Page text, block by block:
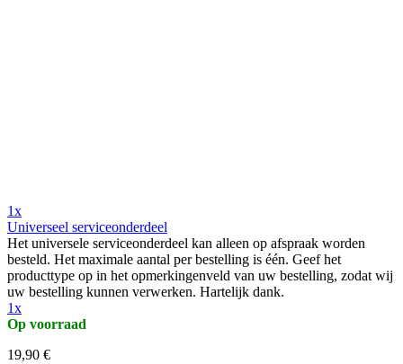
1x
Universeel serviceonderdeel
Het universele serviceonderdeel kan alleen op afspraak worden
besteld. Het maximale aantal per bestelling is één. Geef het
producttype op in het opmerkingenveld van uw bestelling, zodat wij
uw bestelling kunnen verwerken. Hartelijk dank.
1x
Op voorraad
19,90 €